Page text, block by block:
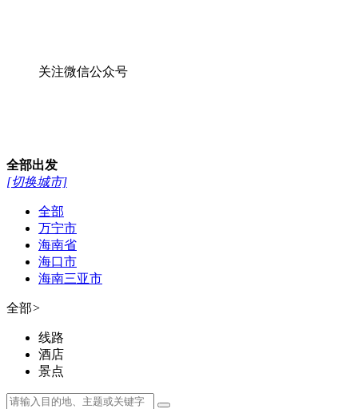
关注微信公众号
全部出发
[切换城市]
全部
万宁市
海南省
海口市
海南三亚市
全部>
线路
酒店
景点